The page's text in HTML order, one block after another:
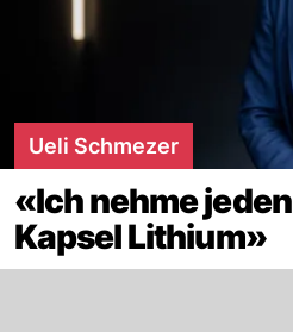
Ueli Schmezer
«Ich nehme
Kapsel Lithium»